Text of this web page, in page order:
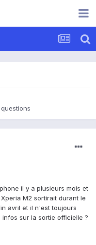
il y a plusieurs mois et
M2 sortirait durant le
avril et il n'est toujours
sur la sortie officielle ?